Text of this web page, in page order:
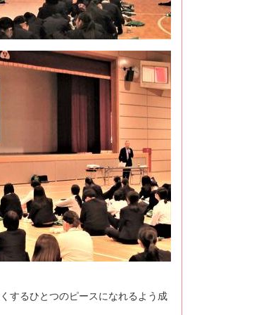
するひとつのピースになれるよう成